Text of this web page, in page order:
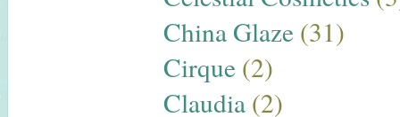
China Glaze (31)
Cirque (2)
Claudia (2)